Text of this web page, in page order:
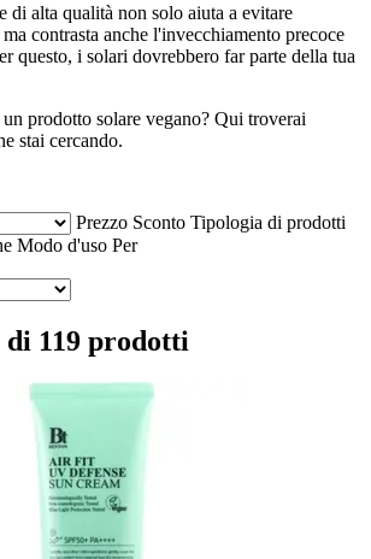
di alta qualità non solo aiuta a evitare
contrasta anche l'invecchiamento precoce
questo, i solari dovrebbero far parte della tua
prodotto solare vegano? Qui troverai
stai cercando.
Prezzo Sconto Tipologia di prodotti
Modo d'uso Per
di 119 prodotti